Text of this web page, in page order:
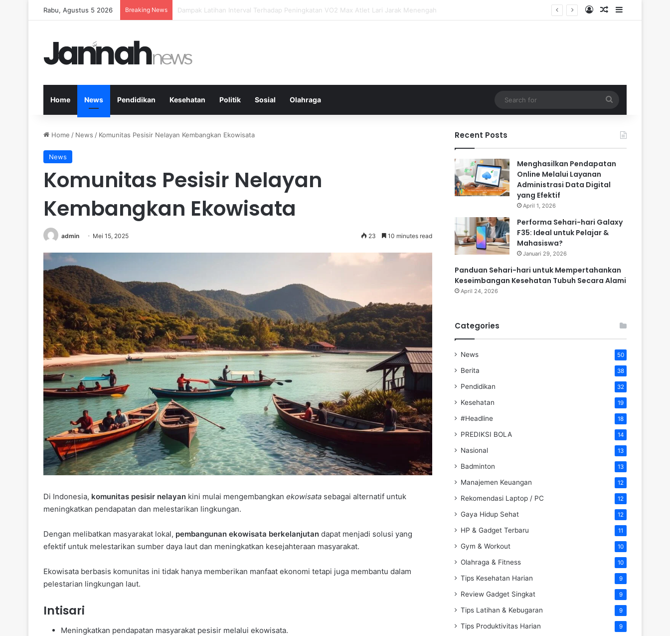
Rabu, Agustus 5 2026 Breaking News Kesehatan Mental: Menggali Hubungan Antara Pikiran, Tubuh, dan Emosi secara Mendalam Log InRandom Article
Sidebar
Home News Pendidikan Kesehatan Politik Sosial Olahraga
for
Home / News / Komunitas Pesisir Nelayan Kembangkan Ekowisata
News
Komunitas Pesisir Nelayan
Kembangkan Ekowisata
admin Mei 15, 2025 23 10 minutes read
Di Indonesia, komunitas pesisir nelayan kini mulai mengembangkan ekowisata sebagai alternatif untuk
meningkatkan pendapatan dan melestarikan lingkungan.
Dengan melibatkan masyarakat lokal, pembangunan ekowisata berkelanjutan dapat menjadi solusi yang
efektif untuk melestarikan sumber daya laut dan meningkatkan kesejahteraan masyarakat.
Ekowisata berbasis komunitas ini tidak hanya memberikan manfaat ekonomi tetapi juga membantu dalam
pelestarian lingkungan laut.
Intisari
Meningkatkan pendapatan masyarakat pesisir melalui ekowisata.
Recent Posts
Menghasilkan Pendapatan
Online Melalui Layanan
Administrasi Data Digital
yang Efektif
April 1, 2026
Performa Sehari-hari Galaxy
F35: Ideal untuk Pelajar &
Mahasiswa?
Januari 29, 2026
Panduan Sehari-hari untuk Mempertahankan
Keseimbangan Kesehatan Tubuh Secara Alami
April 24, 2026
Categories
News 50
Berita 38
Pendidikan 32
Kesehatan 19
#Headline 18
PREDIKSI BOLA 14
Nasional 13
Badminton 13
Manajemen Keuangan 12
Rekomendasi Laptop / PC 12
Gaya Hidup Sehat 12
HP & Gadget Terbaru 11
Gym & Workout 10
Olahraga & Fitness 10
Tips Kesehatan Harian 9
Review Gadget Singkat 9
Tips Latihan & Kebugaran 9
Tips Produktivitas Harian 9